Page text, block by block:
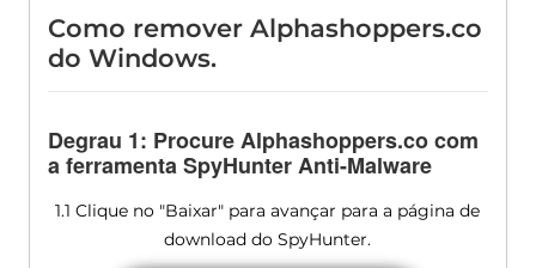
Como remover Alphashoppers.co
do Windows.
Degrau 1: Procure Alphashoppers.co com
a ferramenta SpyHunter Anti-Malware
1.1 Clique no "Baixar" para avançar para a página de
download do SpyHunter.